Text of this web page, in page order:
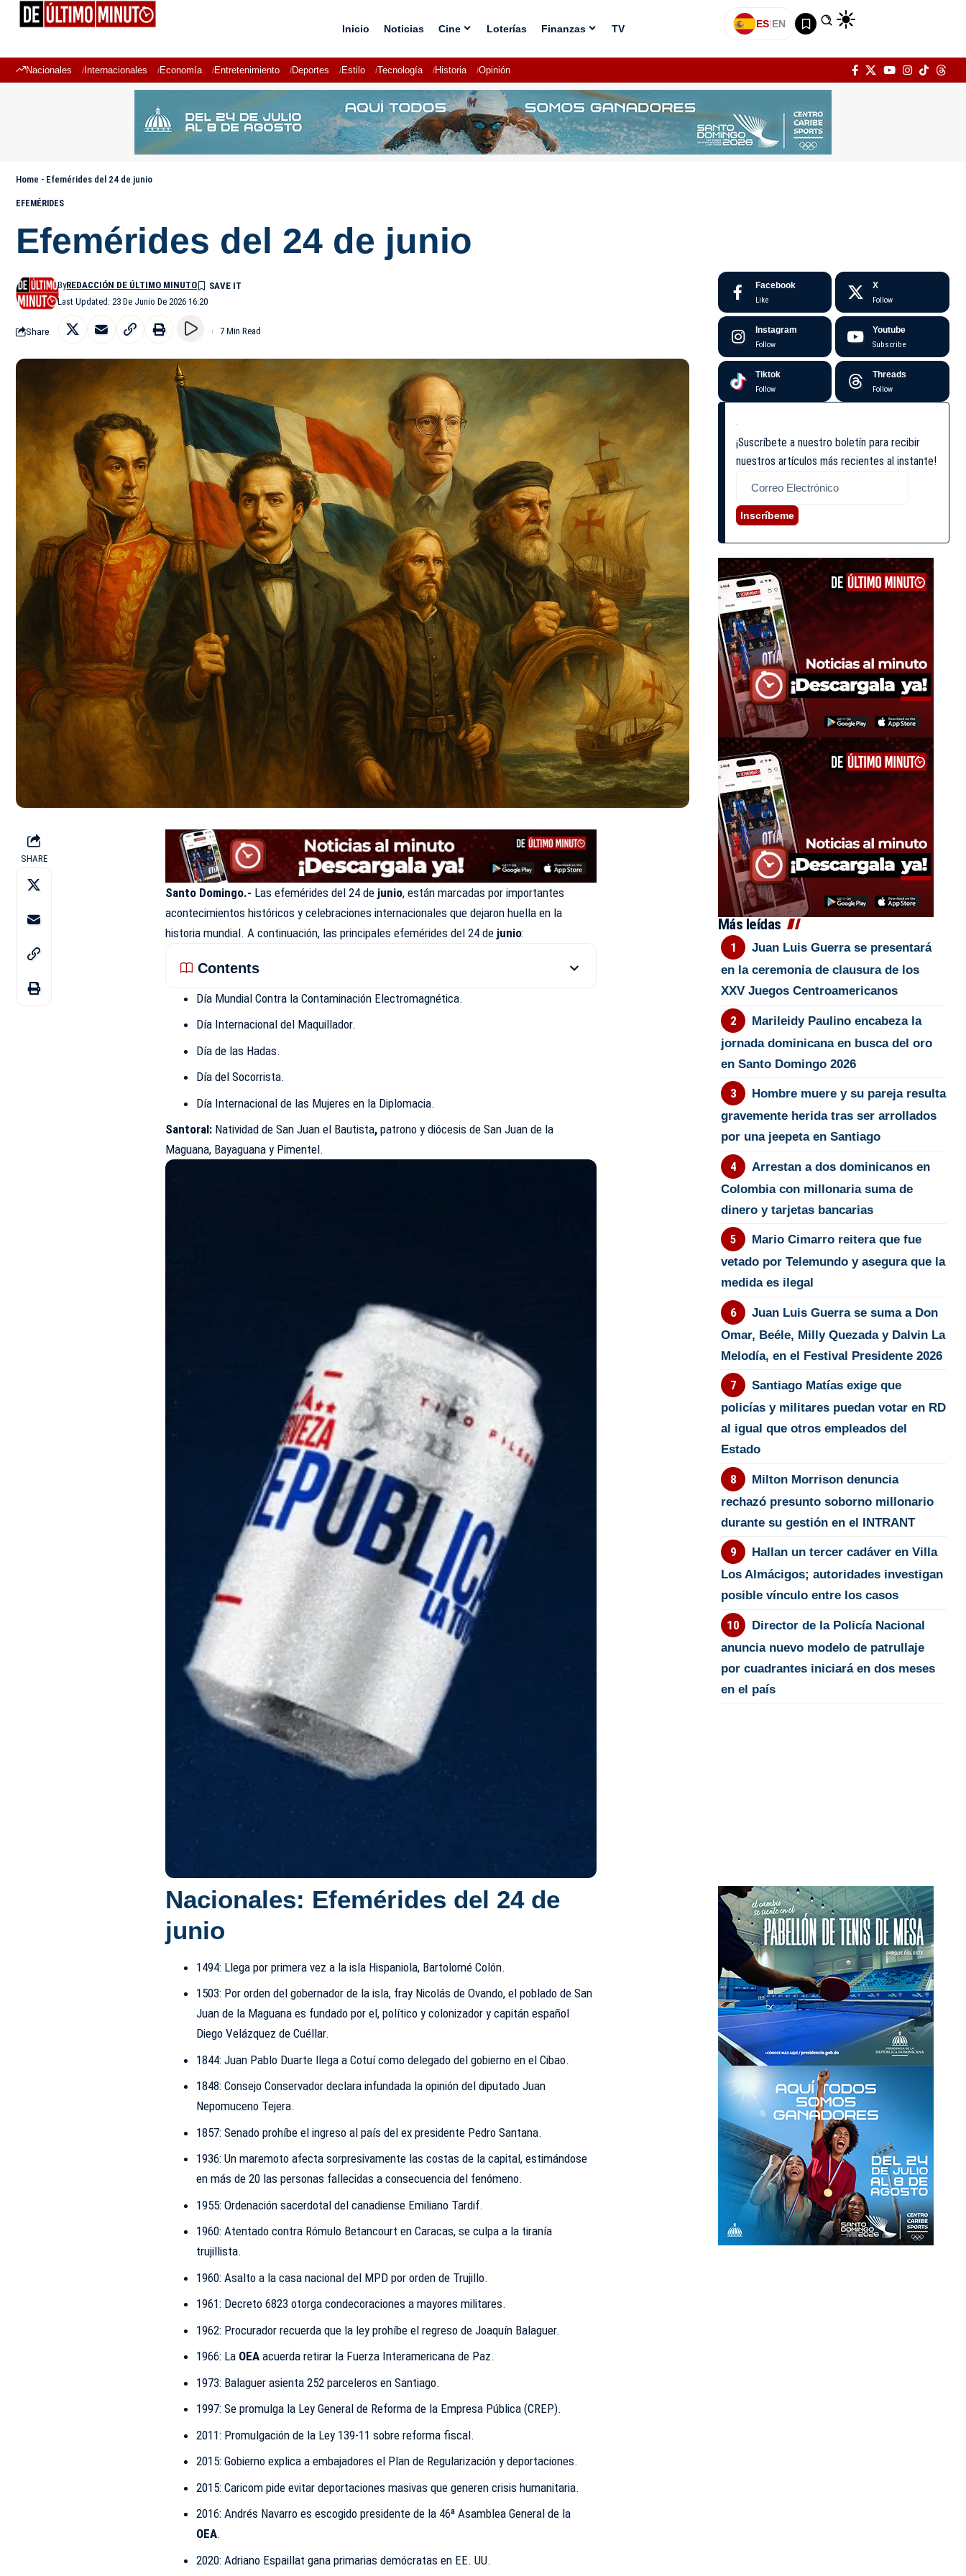
Inicio Noticias Cine Loterías Finanzas TV ES|EN
Nacionales Internacionales Economía Entretenimiento Deportes Estilo Tecnología Historia Opinión
Home - Efemérides del 24 de junio
EFEMÉRIDES
Efemérides del 24 de junio
Last Updated: 23 De Junio De 2026 16:20
ByREDACCIÓN DE ÚLTIMO MINUTO
Share 7 Min Read
SHARE
Santo Domingo.- Las efemérides del 24 de junio, están marcadas por importantes
acontecimientos históricos y celebraciones internacionales que dejaron huella en la
historia mundial. A continuación, las principales efemérides del 24 de junio:
Contents
Día Mundial Contra la Contaminación Electromagnética.
Día Internacional del Maquillador.
Día de las Hadas.
Día del Socorrista.
Día Internacional de las Mujeres en la Diplomacia.
Santoral: Natividad de San Juan el Bautista, patrono y diócesis de San Juan de la
Maguana, Bayaguana y Pimentel.
Nacionales: Efemérides del 24 de
junio
1494: Llega por primera vez a la isla Hispaniola, Bartolomé Colón.
1503: Por orden del gobernador de la isla, fray Nicolás de Ovando, el poblado de San
Juan de la Maguana es fundado por el, político y colonizador y capitán español
Diego Velázquez de Cuéllar.
1844: Juan Pablo Duarte llega a Cotuí como delegado del gobierno en el Cibao.
1848: Consejo Conservador declara infundada la opinión del diputado Juan
Nepomuceno Tejera.
1857: Senado prohíbe el ingreso al país del ex presidente Pedro Santana.
1936: Un maremoto afecta sorpresivamente las costas de la capital, estimándose
en más de 20 las personas fallecidas a consecuencia del fenómeno.
1955: Ordenación sacerdotal del canadiense Emiliano Tardif.
1960: Atentado contra Rómulo Betancourt en Caracas, se culpa a la tiranía
trujillista.
1960: Asalto a la casa nacional del MPD por orden de Trujillo.
1961: Decreto 6823 otorga condecoraciones a mayores militares.
1962: Procurador recuerda que la ley prohíbe el regreso de Joaquín Balaguer.
1966: La OEAacuerda retirar la Fuerza Interamericana de Paz.
1973: Balaguer asienta 252 parceleros en Santiago.
1997: Se promulga la Ley General de Reforma de la Empresa Pública (CREP).
2011: Promulgación de la Ley 139-11 sobre reforma fiscal.
2015: Gobierno explica a embajadores el Plan de Regularización y deportaciones.
2015: Caricom pide evitar deportaciones masivas que generen crisis humanitaria.
2016: Andrés Navarro es escogido presidente de la 46ª Asamblea General de la
OEA.
2020: Adriano Espaillat gana primarias demócratas en EE. UU.
Facebook
Like
X
Follow
Instagram
Follow
Youtube
Subscribe
Tiktok
Follow
Threads
Follow
¡Suscríbete a nuestro boletín para recibir
nuestros artículos más recientes al instante!
Inscríbeme
Más leídas
Juan Luis Guerra se presentará
en la ceremonia de clausura de los
XXV Juegos Centroamericanos
Marileidy Paulino encabeza la
jornada dominicana en busca del oro
en Santo Domingo 2026
Hombre muere y su pareja resulta
gravemente herida tras ser arrollados
por una jeepeta en Santiago
Arrestan a dos dominicanos en
Colombia con millonaria suma de
dinero y tarjetas bancarias
Mario Cimarro reitera que fue
vetado por Telemundo y asegura que la
medida es ilegal
Juan Luis Guerra se suma a Don
Omar, Beéle, Milly Quezada y Dalvin La
Melodía, en el Festival Presidente 2026
Santiago Matías exige que
policías y militares puedan votar en RD
al igual que otros empleados del
Estado
Milton Morrison denuncia
rechazó presunto soborno millonario
durante su gestión en el INTRANT
Hallan un tercer cadáver en Villa
Los Almácigos; autoridades investigan
posible vínculo entre los casos
Director de la Policía Nacional
anuncia nuevo modelo de patrullaje
por cuadrantes iniciará en dos meses
en el país